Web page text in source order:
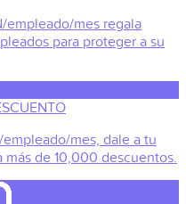
empleado/mes regala
para proteger a su
empleado/mes, dale a tu
más de 10,000 descuentos.